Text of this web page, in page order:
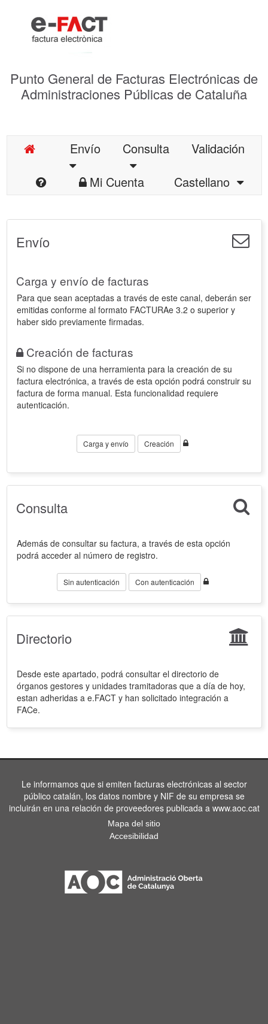
Punto General de Facturas Electrónicas de
Administraciones Públicas de Cataluña
Envío Consulta
Validación
Mi Cuenta
Castellano
Envío
Carga y envío de facturas
Para que sean aceptadas a través de este canal, deberán ser
emitidas conforme al formato FACTURAe 3.2 o superior y
haber sido previamente firmadas.
Creación de facturas
Si no dispone de una herramienta para la creación de su
factura electrónica, a través de esta opción podrá construir su
factura de forma manual. Esta funcionalidad requiere
autenticación.
Carga y envío Creación
Consulta
Además de consultar su factura, a través de esta opción
podrá acceder al número de registro.
Sin autenticación Con autenticación
Directorio
Desde este apartado, podrá consultar el directorio de
órganos gestores y unidades tramitadoras que a día de hoy,
estan adheridas a e.FACT y han solicitado integración a
FACe.
Le informamos que si emiten facturas electrónicas al sector
público catalán, los datos nombre y NIF de su empresa se
incluirán en una relación de proveedores publicada a www.aoc.cat
Mapa del sitio
Accesibilidad